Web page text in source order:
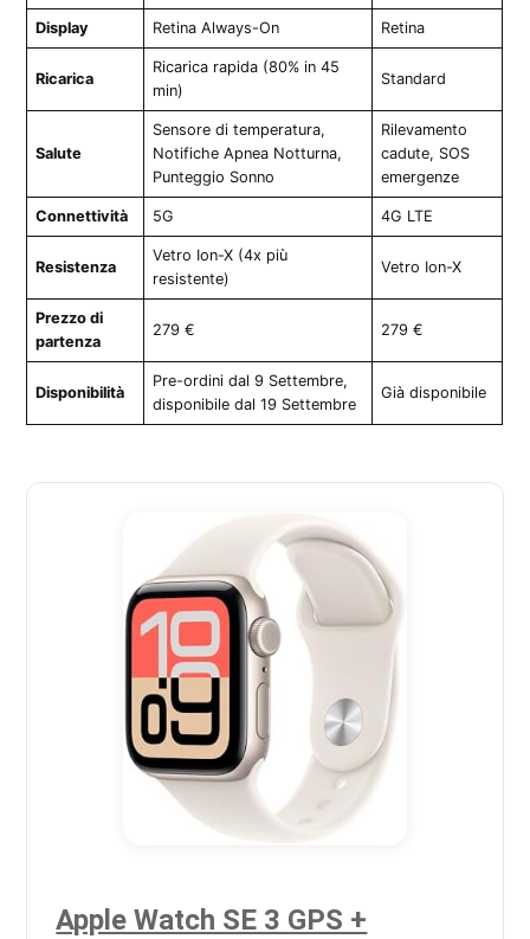
Display Retina Always-On Retina
Ricarica
Ricarica rapida (80% in 45
min)
Standard
Salute
Sensore di temperatura,
Notifiche Apnea Notturna,
Punteggio Sonno
Rilevamento
cadute, SOS
emergenze
Connettività 5G 4G LTE
Resistenza
Vetro Ion-X (4x più
resistente)
Vetro Ion-X
Prezzo di
partenza
279 € 279 €
Disponibilità
Pre-ordini dal 9 Settembre,
disponibile dal 19 Settembre
Già disponibile
Apple Watch SE 3 GPS +